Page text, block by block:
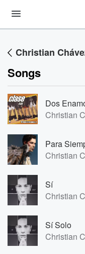
Christian
Songs
Dos
Christian
Para
Christian
Sí
Christian
Sí Solo
Christian